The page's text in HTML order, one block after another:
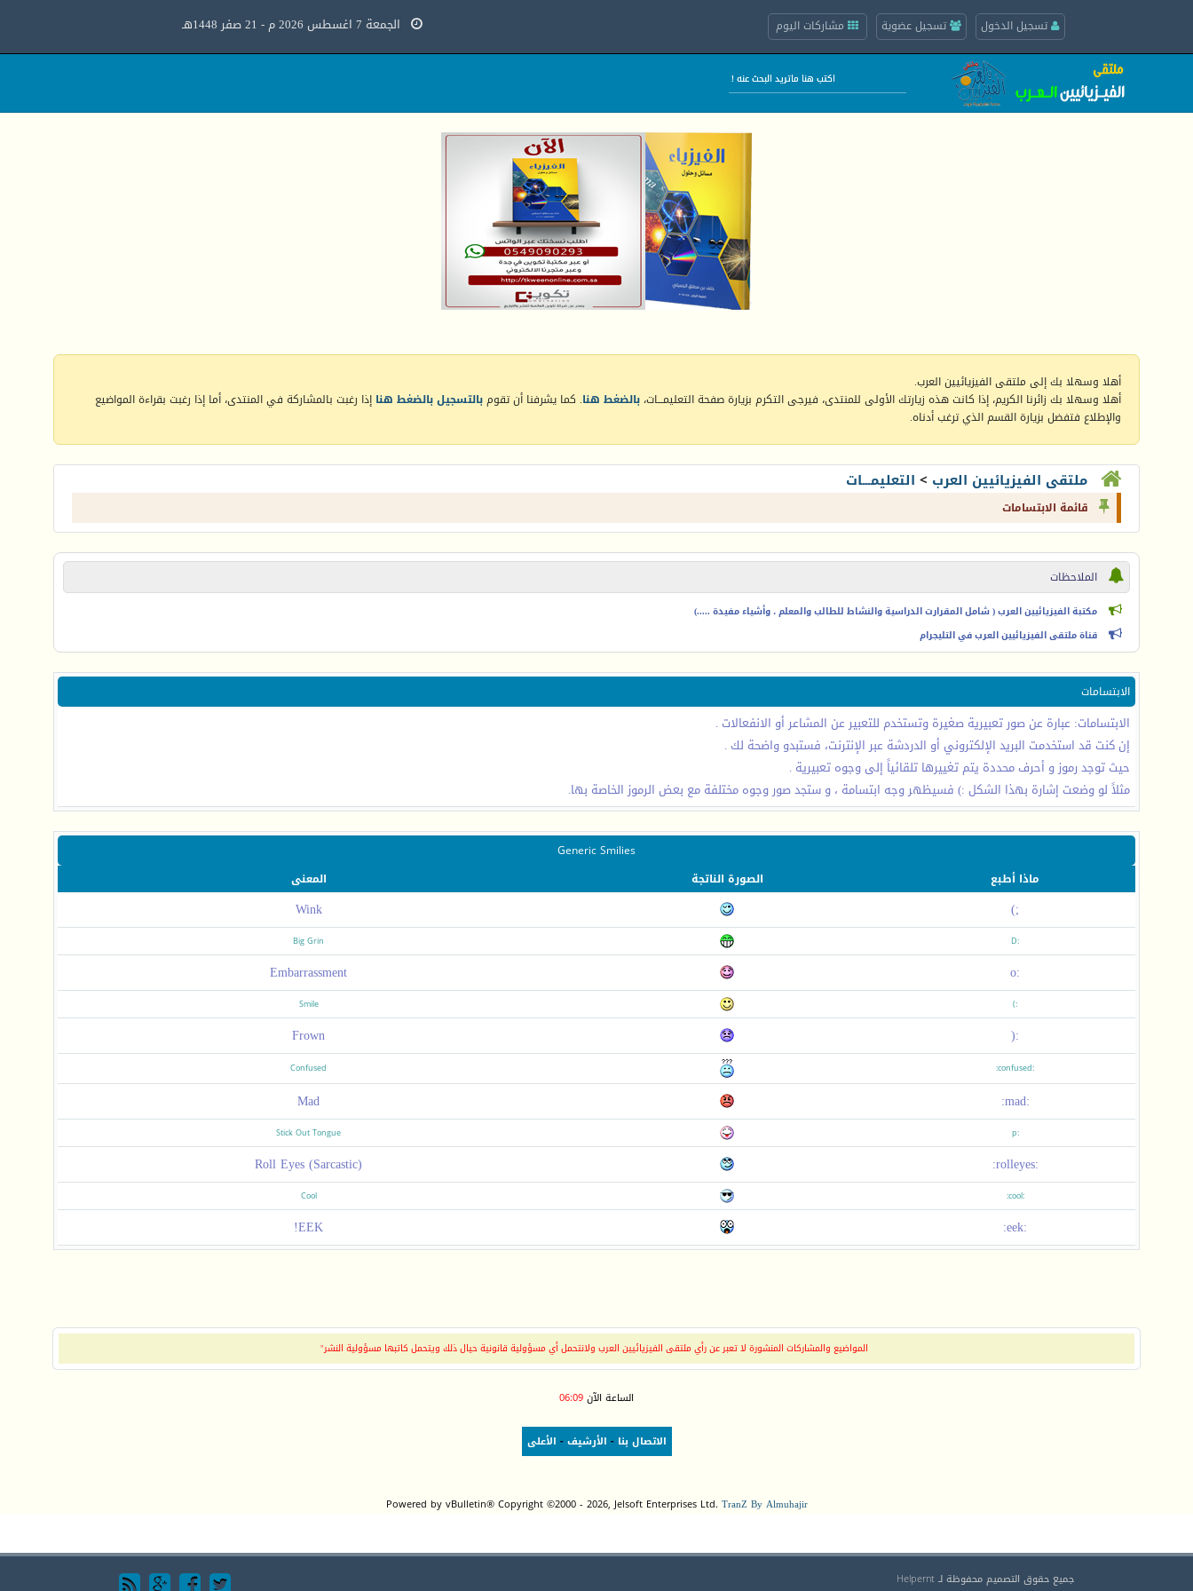
تسجيل الدخول تسجيل عضوية مشاركات اليوم الجمعة 7 اغسطس 2026 م - 21 صفر 1448هـ
أهلا وسهلا بك إلى ملتقى الفيزيائيين العرب.
أهلا وسهلا بك زائرنا الكريم، إذا كانت هذه زيارتك الأولى للمنتدى، فيرجى التكرم بزيارة صفحة التعليمـــات، بالضغط هنا. كما يشرفنا أن تقومبالتسجيل بالضغط هنا إذا رغبت بالمشاركة في المنتدى، أما إذا رغبت بقراءة المواضيع
والإطلاع فتفضل بزيارة القسم الذي ترغب أدناه.
ملتقى الفيزيائيين العرب > التعليمـــات
قائمة الابتسامات
الملاحظات
مكتبة الفيزيائيين العرب ( شامل المقرارت الدراسية والنشاط للطالب والمعلم ، وأشياء مفيدة .....)
قناة ملتقى الفيزيائيين العرب في التليجرام
الابتسامات
الابتسامات: عبارة عن صور تعبيرية صغيرة وتستخدم للتعبير عن المشاعر أو الانفعالات .
إن كنت قد استخدمت البريد الإلكتروني أو الدردشة عبر الإنترنت، فستبدو واضحة لك .
حيث توجد رموز و أحرف محددة يتم تغييرها تلقائياً إلى وجوه تعبيرية .
مثلاً لو وضعت إشارة بهذا الشكل :) فسيظهر وجه ابتسامة ، و ستجد صور وجوه مختلفة مع بعض الرموز الخاصة بها.
Generic Smilies
ماذا أطبع
الصورة الناتجة المعنى
;)
Wink
:D
Big Grin
:o
Embarrassment
:)
Smile
:(
Frown
:confused:
Confused
:mad:
Mad
:p
Stick Out Tongue
:rolleyes:
Roll Eyes (Sarcastic)
:cool:
Cool
:eek:
EEK!
المواضيع والمشاركات المنشورة لا تعبر عن رأي ملتقى الفيزيائيين العرب ولانتحمل أي مسؤولية قانونية حيال ذلك ويتحمل كاتبها مسؤولية النشر"
الساعة الآن06:09
الاتصال بنا - الأرشيف- الأعلى
Powered by vBulletin® Copyright ©2000 - 2026, Jelsoft Enterprises Ltd. TranZ By Almuhajir
جميع حقوق التصميم محفوظة لـ Helpernt